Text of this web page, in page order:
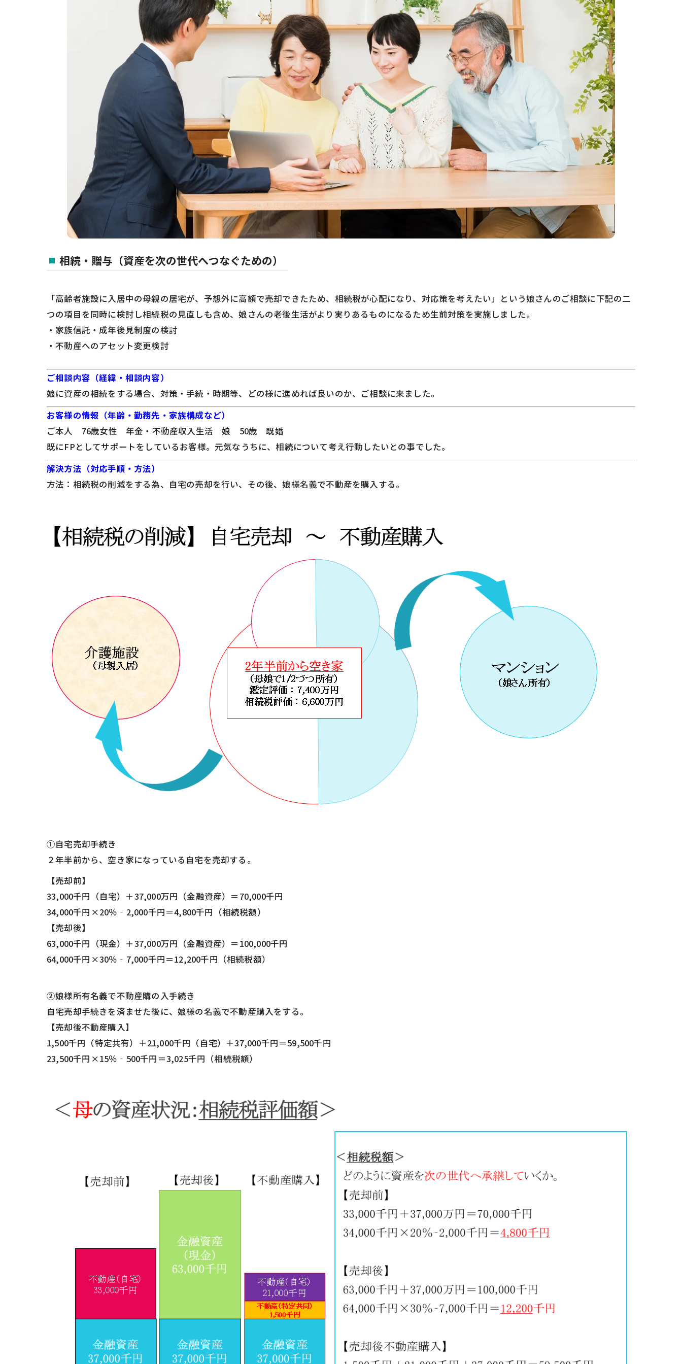
相続・贈与（資産を次の世代へつなぐための）
「高齢者施設に入居中の母親の居宅が、予想外に高額で売却できたため、相続税が心配になり、対応策を考えたい」という娘さんのご相談に下記の二
つの項目を同時に検討し相続税の見直しも含め、娘さんの老後生活がより実りあるものになるため生前対策を実施しました。
・家族信託・成年後見制度の検討
・不動産へのアセット変更検討
ご相談内容（経緯・相談内容）
娘に資産の相続をする場合、対策・手続・時期等、どの様に進めれば良いのか、ご相談に来ました。
お客様の情報（年齢・勤務先・家族構成など）
ご本人 76歳女性 年金・不動産収入生活 娘 50歳 既婚
既にFPとしてサポートをしているお客様。元気なうちに、相続について考え行動したいとの事でした。
解決方法（対応手順・方法）
方法：相続税の削減をする為、自宅の売却を行い、その後、娘様名義で不動産を購入する。
①自宅売却手続き
２年半前から、空き家になっている自宅を売却する。
【売却前】
33,000千円（自宅）＋37,000万円（金融資産）＝70,000千円
34,000千円×20％‐2,000千円＝4,800千円（相続税額）
【売却後】
63,000千円（現金）＋37,000万円（金融資産）＝100,000千円
64,000千円×30％‐7,000千円＝12,200千円（相続税額）
②娘様所有名義で不動産購の入手続き
自宅売却手続きを済ませた後に、娘様の名義で不動産購入をする。
【売却後不動産購入】
1,500千円（特定共有）＋21,000千円（自宅）＋37,000千円＝59,500千円
23,500千円×15％‐500千円＝3,025千円（相続税額）